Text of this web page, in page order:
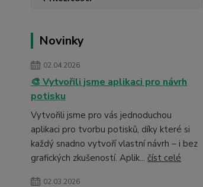
Novinky
02.04.2026
🎨 Vytvořili jsme aplikaci pro návrh
potisku
Vytvořili jsme pro vás jednoduchou
aplikaci pro tvorbu potisků, díky které si
každý snadno vytvoří vlastní návrh – i bez
grafických zkušeností. Aplik... číst celé
02.03.2026